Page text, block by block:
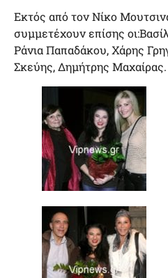
Εκτός από τον Νίκο
συμμετέχουν επίσης
Ράνια Παπαδάκου, Χάρης
Σκεύης, Δημήτρης Μαχαίρας.